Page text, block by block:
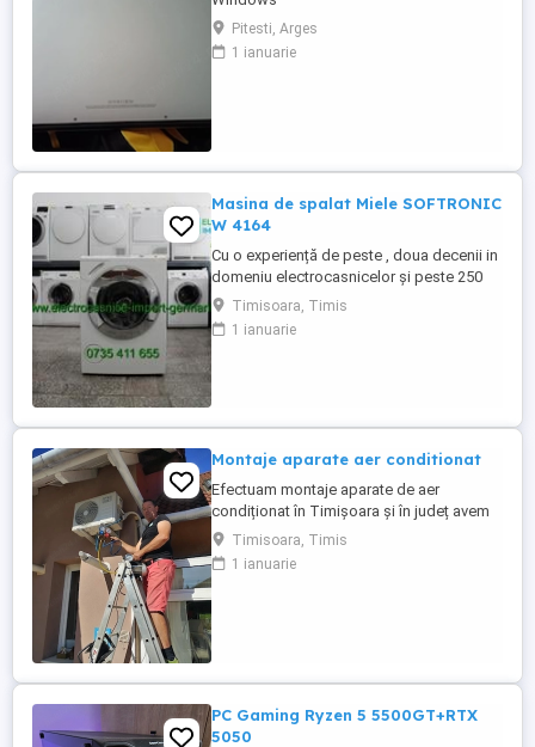
Pitesti, Arges
1 ianuarie
Masina de spalat Miele SOFTRONIC
W 4164
Cu o experiență de peste , doua decenii in
domeniu electrocasnicelor și peste 250
produse pe stoc ! La noi găsiți mașina de
spălat rufe Miele SOFTRONIC W 4164 cu
încărcare frontală, adusa din Germania în
Timisoara, Timis
1 ianuarie
Montaje aparate aer conditionat
Efectuam montaje aparate de aer
condiționat în Timișoara și în județ avem
experiență de peste 10 ani ,oferim
garanția montajului efectuam igienizarea
,mentenanță aparatelor ,reparam încărcăm
Timisoara, Timis
1 ianuarie
PC Gaming Ryzen 5 5500GT+RTX
5050